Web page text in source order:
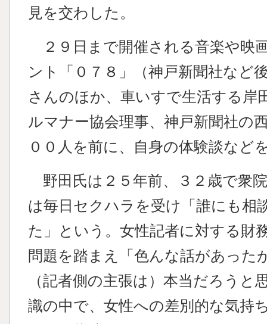
見を交わした。
２９日まで開催される音楽や映
ント「０７８」（神戸新聞社など
さんのほか、車いすで生活する岸
ルマナー協会理事、神戸新聞社の
００人を前に、自身の体験談など
野田氏は２５年前、３２歳で衆
は毎日セクハラを受け「誰にも相
た」という。女性記者に対する財
問題を踏まえ「色んな話があった
（記者側の主張は）本当だろうと
識の中で、女性への差別的な気持